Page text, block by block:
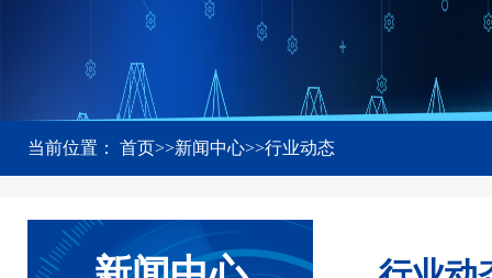
当前位置： 首页>>新闻中心>>行业动态